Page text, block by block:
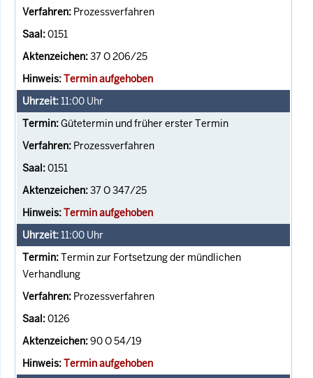
Prozessverfahren
0151
37 O 206/25
Termin aufgehoben
11:00 Uhr
Gütetermin und früher erster Termin
Prozessverfahren
0151
37 O 347/25
Termin aufgehoben
11:00 Uhr
Termin zur Fortsetzung der mündlichen
Verhandlung
Prozessverfahren
0126
90 O 54/19
Termin aufgehoben